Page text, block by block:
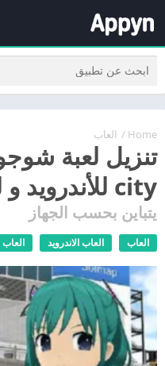
Home
/ العاب
city للأندرويد و للأيفون مجاناً
يتباين بحسب الجهاز
العاب العاب الاندرويد العاب